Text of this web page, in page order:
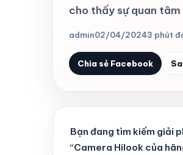
cho thấy sự quan
admin02/04/20243 phút
Chia sẻ Facebook
Bạn đang tìm kiếm giải
“Camera Hilook của